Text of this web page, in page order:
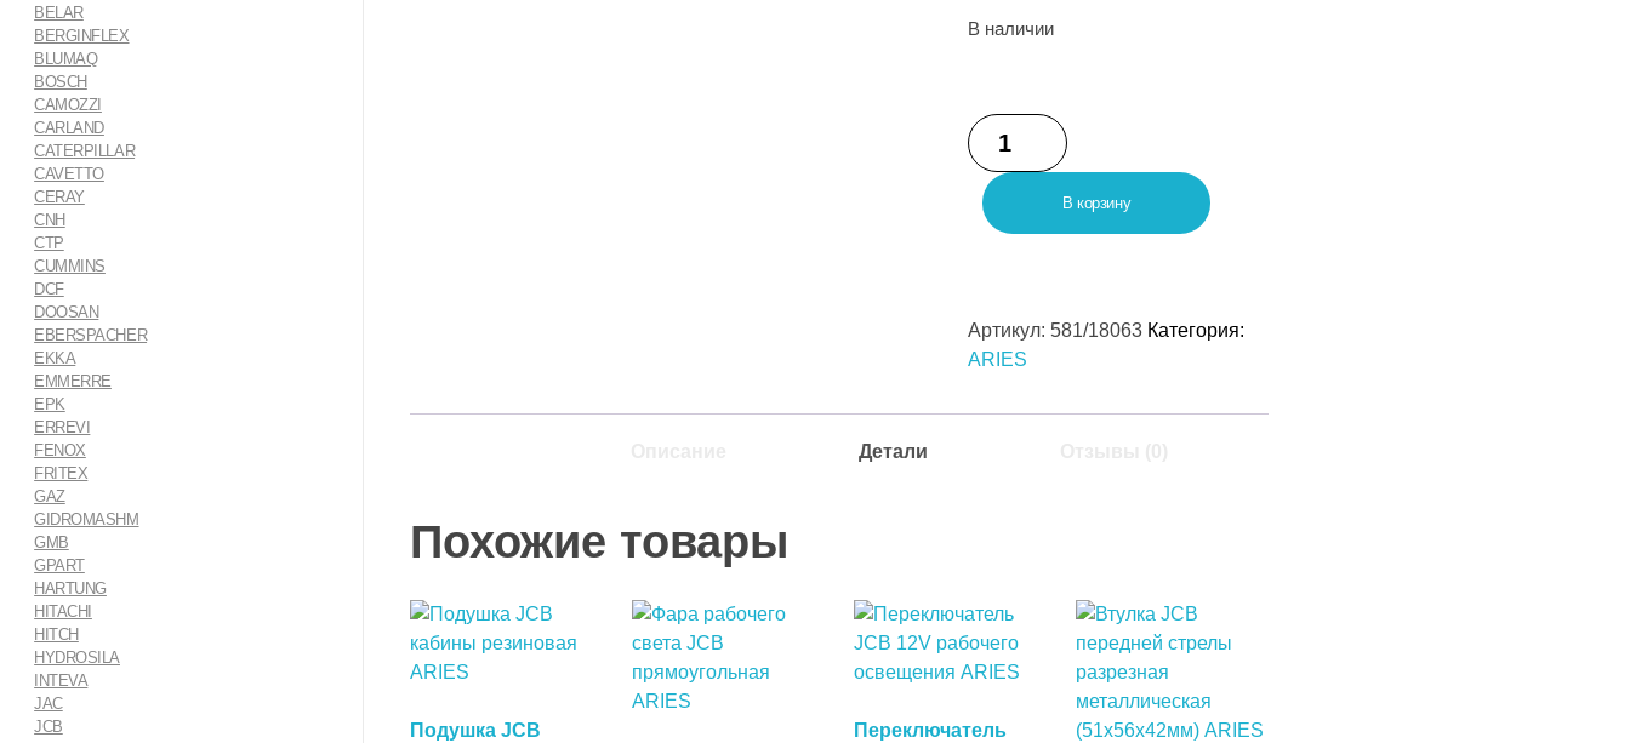
В наличии
В корзину
Артикул: 581/18063 Категория:
ARIES
Детали
Похожие товары
Подушка JCB
Переключатель
BELAR
BERGINFLEX
BLUMAQ
BOSCH
CAMOZZI
CARLAND
CATERPILLAR
CAVETTO
CERAY
CNH
CTP
CUMMINS
DCF
DOOSAN
EBERSPACHER
EKKA
EMMERRE
EPK
ERREVI
FENOX
FRITEX
GAZ
GIDROMASHM
GMB
GPART
HARTUNG
HITACHI
HITCH
HYDROSILA
INTEVA
JAC
JCB